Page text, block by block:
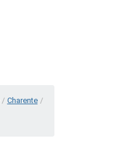
/ Charente /